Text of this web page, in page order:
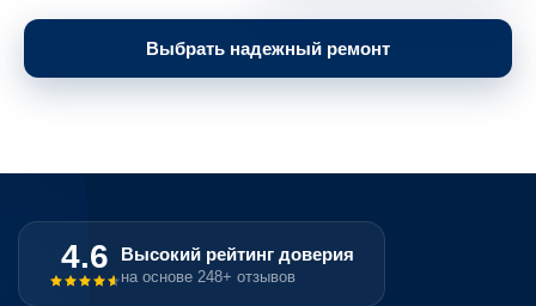
Выбрать надежный ремонт
4.6 Высокий рейтинг доверия
на основе 248+ отзывов